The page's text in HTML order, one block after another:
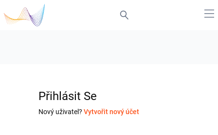
Přihlásit Se
Nový uživatel? Vytvořit nový účet